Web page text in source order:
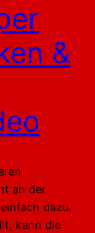
&
an der
dazu.
kann die